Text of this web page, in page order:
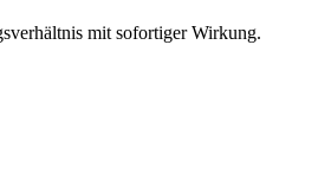
mit sofortiger Wirkung.